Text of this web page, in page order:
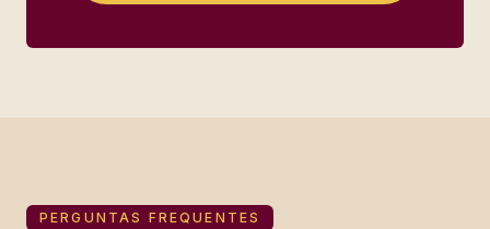
PERGUNTAS FREQUENTES